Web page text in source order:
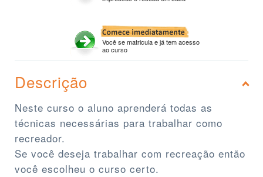
Você se matricula e já tem acesso
ao curso
Descrição
Neste curso o aluno aprenderá todas as
técnicas necessárias para trabalhar como
recreador.
Se você deseja trabalhar com recreação então
você escolheu o curso certo.